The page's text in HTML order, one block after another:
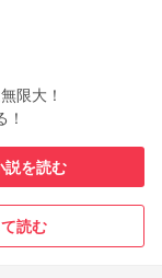
限大！
説を読む
読む